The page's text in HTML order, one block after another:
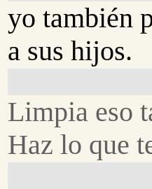
yo también
a sus hijos.
Limpia eso
Haz lo que